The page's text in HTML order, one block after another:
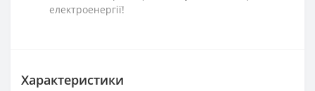
електроенергії!
Характеристики